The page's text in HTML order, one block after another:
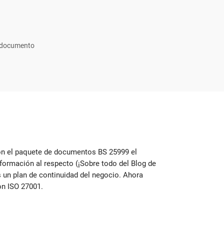
el paquete de documentos BS 25999 el
al respecto (¡Sobre todo del Blog de
plan de continuidad del negocio. Ahora
ISO 27001.